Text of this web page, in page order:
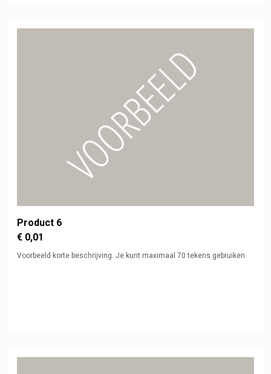
Product 6
€ 0,01
Voorbeeld korte beschrijving. Je kunt maximaal 70 tekens gebruiken.